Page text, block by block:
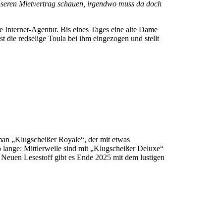
Mietvertrag schauen, irgendwo muss da doch
Agentur. Bis eines Tages eine alte Dame
die redselige Toula bei ihm eingezogen und stellt
„Klugscheißer Royale“, der mit etwas
lange: Mittlerweile sind mit „Klugscheißer Deluxe“
Lesestoff gibt es Ende 2025 mit dem lustigen